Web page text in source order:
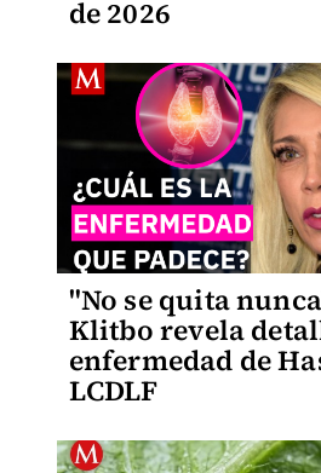
de 2026
"No se quita
Klitbo revela
enfermedad de
LCDLF